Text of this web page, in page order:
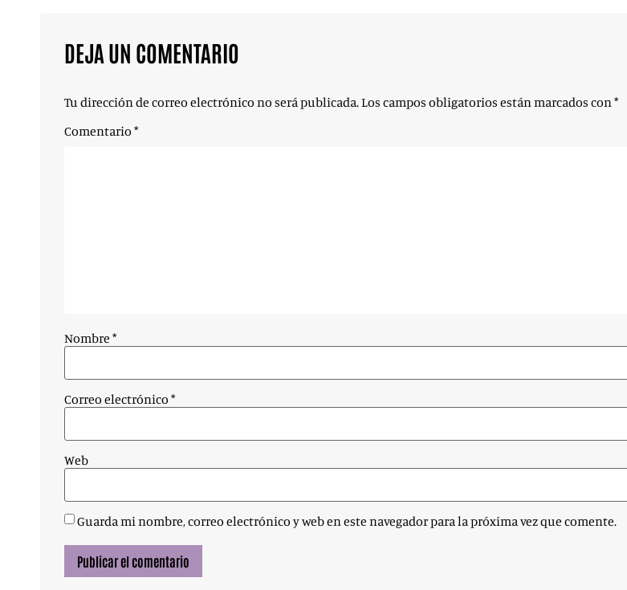
DEJA UN COMENTARIO
Tu dirección de correo electrónico no será publicada.Los campos obligatorios están marcados con*
Comentario *
Nombre *
Correo electrónico *
Web
Guarda mi nombre, correo electrónico y web en este navegador para la próxima vez que comente.